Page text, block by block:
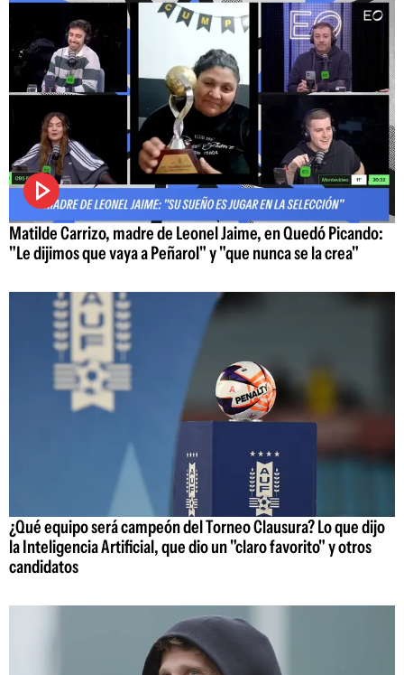
Matilde Carrizo, madre de Leonel Jaime, en Quedó Picando:
"Le dijimos que vaya a Peñarol" y "que nunca se la crea"
¿Qué equipo será campeón del Torneo Clausura? Lo que dijo
la Inteligencia Artificial, que dio un "claro favorito" y otros
candidatos